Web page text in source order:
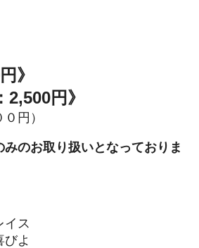
》
2,500円》
円）
のお取り扱いとなっておりま
イス
びよ